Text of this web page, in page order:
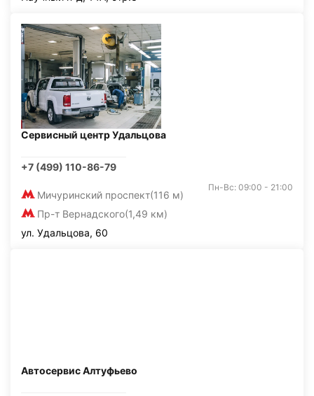
Сервисный центр Удальцова
+7 (499) 110-86-79
Мичуринский проспект(116 м)
Пр-т Вернадского(1,49 км)
Пн-Вс: 09:00 - 21:00
ул. Удальцова, 60
Автосервис Алтуфьево